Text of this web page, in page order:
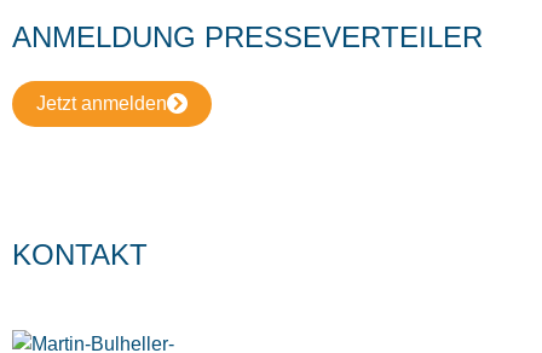
ANMELDUNG PRESSEVERTEILER
Jetzt anmelden
KONTAKT